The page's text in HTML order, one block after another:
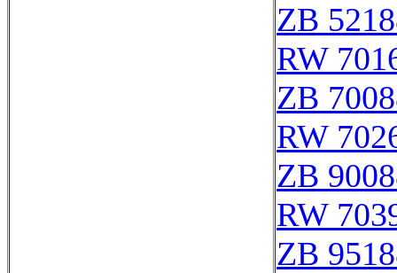
ZB
RW
ZB
RW
ZB
RW
ZB